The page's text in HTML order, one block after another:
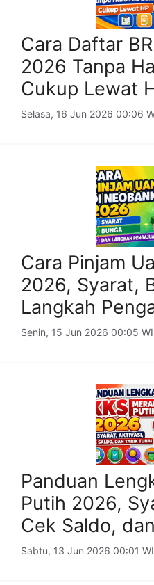
Cara Daftar
2026 Tanpa
Cukup Lewat
Selasa, 16 Jun 2026 00:06
Cara Pinjam
2026, Syarat,
Langkah
Senin, 15 Jun 2026 00:05
Panduan
Putih 2026,
Cek Saldo,
Sabtu, 13 Jun 2026 00:01